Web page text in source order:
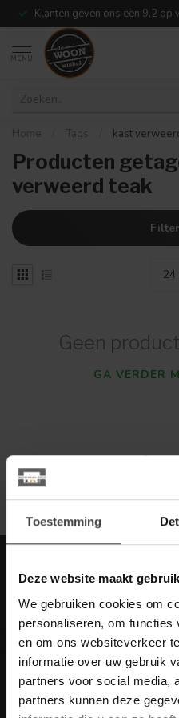
Toestemming
Deze website maakt
We gebruiken cookies om
personaliseren, om functies
en om ons websiteverkeer
informatie over uw gebruik
partners voor social media,
partners kunnen deze
Klanten geven ons een 9,2 op
MENU
Home Tags kast
Producten
verweerd teak
Geen
GA VERDER
Toon1
Meer informatie
scherpe acties
Blijf op de hoogte van onze